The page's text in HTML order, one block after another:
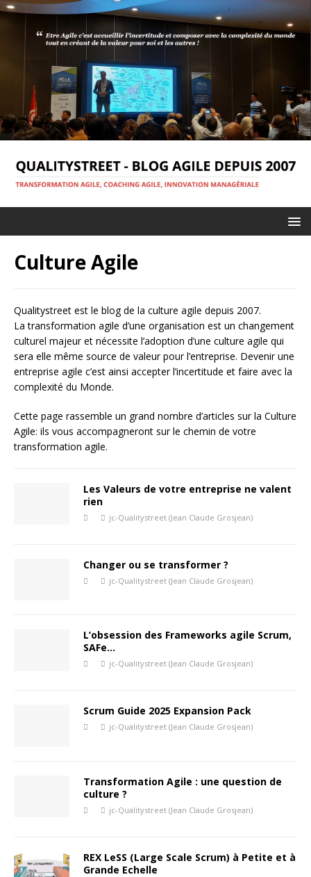
Culture Agile
Qualitystreet est le blog de la culture agile depuis 2007.
La transformation agile d’une organisation est un changement
culturel majeur et nécessite l’adoption d’une culture agile qui
sera elle même source de valeur pour l’entreprise. Devenir une
entreprise agile c’est ainsi accepter l’incertitude et faire avec la
complexité du Monde.
Cette page rassemble un grand nombre d’articles sur la Culture
Agile: ils vous accompagneront sur le chemin de votre
transformation agile.
Les Valeurs de votre entreprise ne valent
rien
jc-Qualitystreet (Jean Claude Grosjean)
Changer ou se transformer ?
jc-Qualitystreet (Jean Claude Grosjean)
L’obsession des Frameworks agile Scrum,
SAFe…
jc-Qualitystreet (Jean Claude Grosjean)
Scrum Guide 2025 Expansion Pack
jc-Qualitystreet (Jean Claude Grosjean)
Transformation Agile : une question de
culture ?
jc-Qualitystreet (Jean Claude Grosjean)
REX LeSS (Large Scale Scrum) à Petite et à
Grande Echelle